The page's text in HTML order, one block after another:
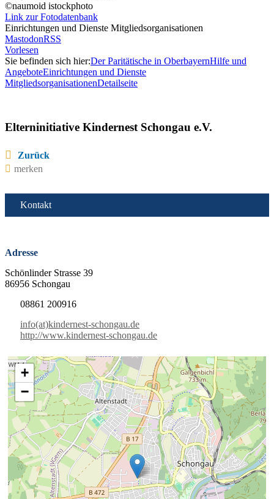
©naumoid istockphoto
Link zur Fotodatenbank
Einrichtungen und Dienste Mitgliedsorganisationen
MastodonRSS
Vorlesen
Sie befinden sich hier:Der Paritätische in OberbayernHilfe und
AngeboteEinrichtungen und Dienste
MitgliedsorganisationenDetailseite
Elterninitiative Kindernest Schongau e.V.
Zurück
merken
Kontakt
Adresse
Schönlinder Strasse 39
86956 Schongau
08861 200916
info(at)kindernest-schongau.de
http://www.kindernest-schongau.de
+
−